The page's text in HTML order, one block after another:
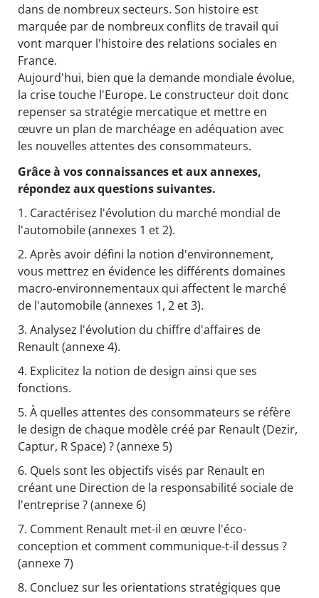
dans de nombreux secteurs. Son histoire est
marquée par de nombreux conflits de travail qui
vont marquer l'histoire des relations sociales en
France.
Aujourd'hui, bien que la demande mondiale évolue,
la crise touche l'Europe. Le constructeur doit donc
repenser sa stratégie mercatique et mettre en
œuvre un plan de marchéage en adéquation avec
les nouvelles attentes des consommateurs.
Grâce à vos connaissances et aux annexes,
répondez aux questions suivantes.
1. Caractérisez l'évolution du marché mondial de
l'automobile (annexes 1 et 2).
2. Après avoir défini la notion d'environnement,
vous mettrez en évidence les différents domaines
macro-environnementaux qui affectent le marché
de l'automobile (annexes 1, 2 et 3).
3. Analysez l'évolution du chiffre d'affaires de
Renault (annexe 4).
4. Explicitez la notion de design ainsi que ses
fonctions.
5. À quelles attentes des consommateurs se réfère
le design de chaque modèle créé par Renault (Dezir,
Captur, R Space) ? (annexe 5)
6. Quels sont les objectifs visés par Renault en
créant une Direction de la responsabilité sociale de
l'entreprise ? (annexe 6)
7. Comment Renault met-il en œuvre l'éco-
conception et comment communique-t-il dessus ?
(annexe 7)
8. Concluez sur les orientations stratégiques que